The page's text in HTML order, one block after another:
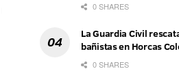
0 SHARES
La Guardia Civil
bañistas en Horcas
0 SHARES